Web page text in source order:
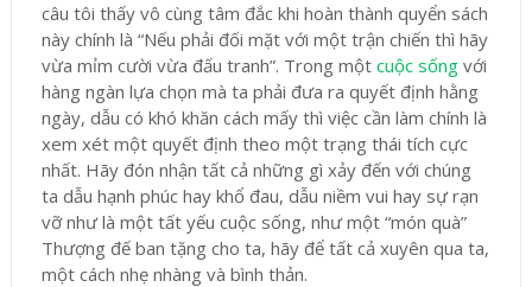
câu tôi thấy vô cùng tâm đắc khi hoàn thành quyển sách
này chính là “Nếu phải đối mặt với một trận chiến thì hãy
vừa mỉm cười vừa đấu tranh”. Trong một cuộc sốngvới
hàng ngàn lựa chọn mà ta phải đưa ra quyết định hằng
ngày, dẫu có khó khăn cách mấy thì việc cần làm chính là
xem xét một quyết định theo một trạng thái tích cực
nhất. Hãy đón nhận tất cả những gì xảy đến với chúng
ta dẫu hạnh phúc hay khổ đau, dẫu niềm vui hay sự rạn
vỡ như là một tất yếu cuộc sống, như một “món quà”
Thượng đế ban tặng cho ta, hãy để tất cả xuyên qua ta,
một cách nhẹ nhàng và bình thản.